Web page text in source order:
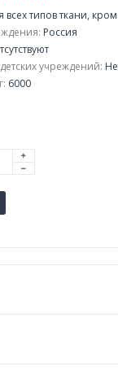
всех типов ткани,
Россия
учреждений:
6000